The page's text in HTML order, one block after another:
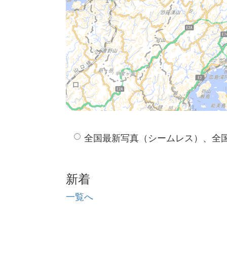
全国最新写真（シームレス）、全
新着
一覧へ